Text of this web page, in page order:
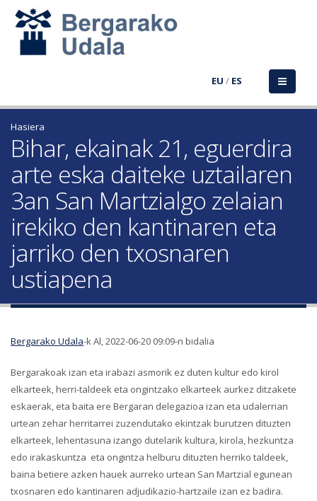
EU / ES
Hasiera
Bihar, ekainak 21, eguerdira
arte eska daiteke uztailaren
3an San Martzialgo zelaian
irekiko den kantinaren eta
jarriko den txosnaren
ustiapena
Bergarako Udala-k Al, 2022-06-20 09:09-n bidalia
Bergarakoak izan eta irabazi asmorik ez duten kultur edo kirol
elkarteek, herri-taldeek eta ongintzako elkarteek aurkez ditzakete
eskaerak, eta baita ere Bergaran delegazioa izan eta udalerrian
urtean zehar herritarrei zuzendutako ekintzak burutzen dituzten
elkarteek, lehentasuna izango dutelarik kultura, kirola, hezkuntza
edo irakaskuntza eta ongintza helburu dituzten herriko taldeek,
baina betiere azken hauek aurreko urtean San Martzial egunean
txosnaren edo kantinaren adjudikazio-hartzaile izan ez badira.